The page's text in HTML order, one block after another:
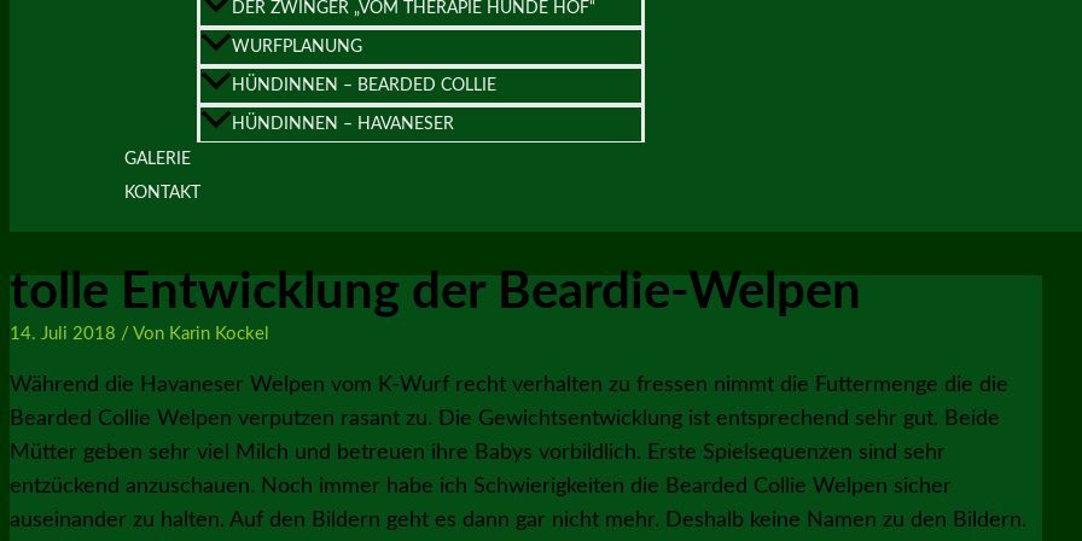
DER ZWINGER „VOM THERAPIE HUNDE HOF“
WURFPLANUNG
HÜNDINNEN – BEARDED COLLIE
HÜNDINNEN – HAVANESER
GALERIE
KONTAKT
tolle Entwicklung der Beardie-Welpen
14. Juli 2018 / Von Karin Kockel
Während die Havaneser Welpen vom K-Wurf recht verhalten zu fressen nimmt die Futtermenge die die
Bearded Collie Welpen verputzen rasant zu. Die Gewichtsentwicklung ist entsprechend sehr gut. Beide
Mütter geben sehr viel Milch und betreuen ihre Babys vorbildlich. Erste Spielsequenzen sind sehr
entzückend anzuschauen. Noch immer habe ich Schwierigkeiten die Bearded Collie Welpen sicher
auseinander zu halten. Auf den Bildern geht es dann gar nicht mehr. Deshalb keine Namen zu den Bildern.